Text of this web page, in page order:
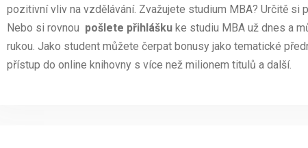
pozitivní vliv na vzdělávání. Zvažujete studium MBA? Určitě si
Nebo si rovnou pošlete přihlášku ke studiu MBA už dnes a
rukou. Jako student můžete čerpat bonusy jako tematické
přístup do online knihovny s více než milionem titulů a další.